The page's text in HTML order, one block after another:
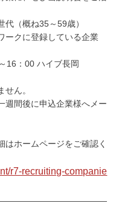
代（概ね35～59歳）
ークに登録している企業
16：00 ハイブ長岡
ん。
週間後に申込企業様へメー
ホームページをご確認く
r7-recruiting-companie